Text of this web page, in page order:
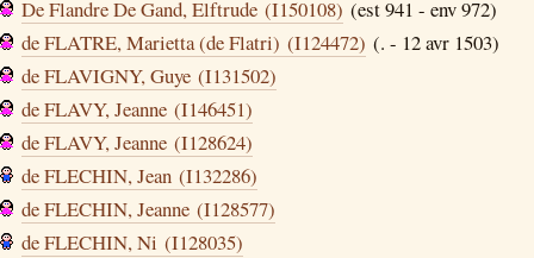
De Flandre De Gand, Elftrude (I150108) (est 941 - env 972)
de FLATRE, Marietta (de Flatri) (I124472) (. - 12 avr 1503)
de FLAVIGNY, Guye (I131502)
de FLAVY, Jeanne (I146451)
de FLAVY, Jeanne (I128624)
de FLECHIN, Jean (I132286)
de FLECHIN, Jeanne (I128577)
de FLECHIN, Ni (I128035)